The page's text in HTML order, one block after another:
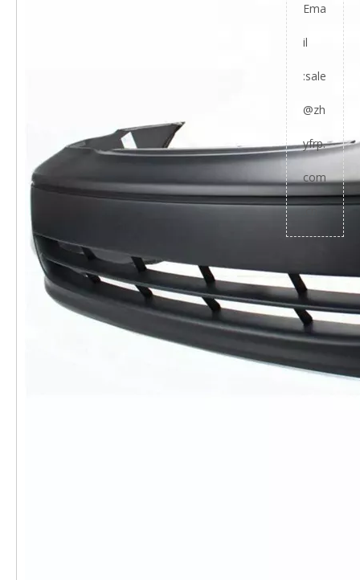
Ema
il
:sale
@zh
yfrp.
com
.cn